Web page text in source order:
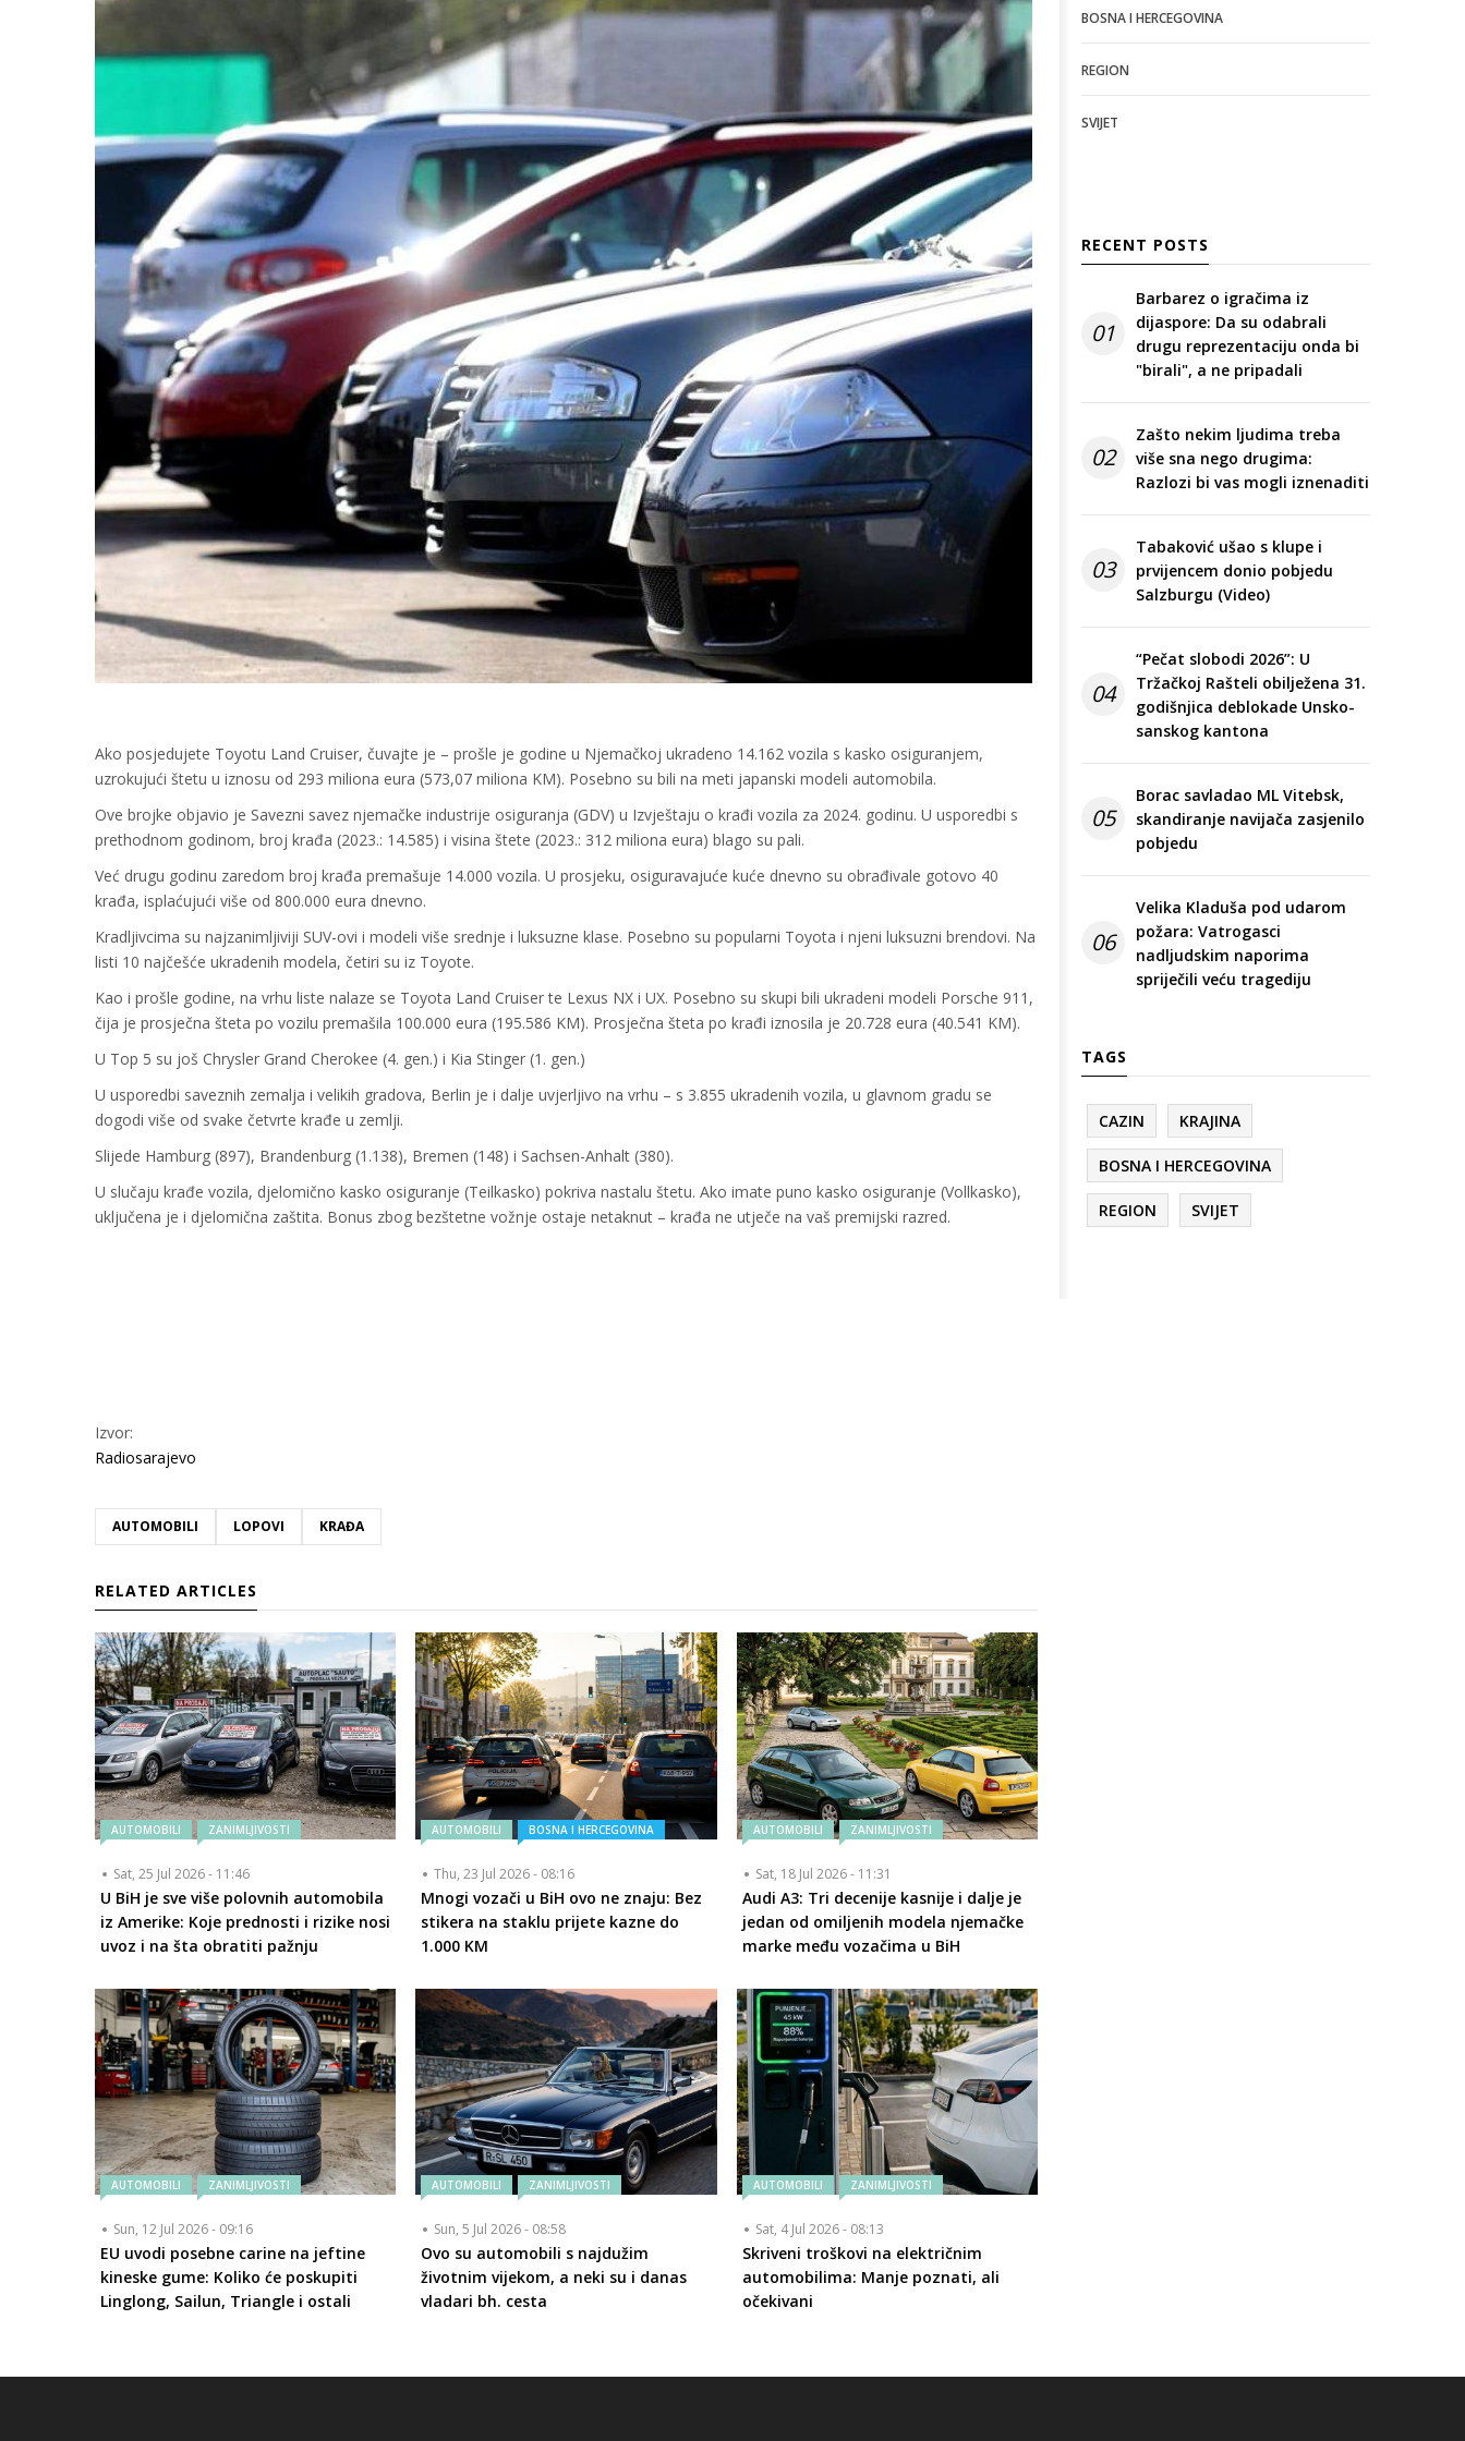
Ako posjedujete Toyotu Land Cruiser, čuvajte je – prošle je godine u Njemačkoj ukradeno 14.162 vozila s kasko osiguranjem,
uzrokujući štetu u iznosu od 293 miliona eura (573,07 miliona KM). Posebno su bili na meti japanski modeli automobila.
Ove brojke objavio je Savezni savez njemačke industrije osiguranja (GDV) u Izvještaju o krađi vozila za 2024. godinu. U usporedbi s
prethodnom godinom, broj krađa (2023.: 14.585) i visina štete (2023.: 312 miliona eura) blago su pali.
Već drugu godinu zaredom broj krađa premašuje 14.000 vozila. U prosjeku, osiguravajuće kuće dnevno su obrađivale gotovo 40
krađa, isplaćujući više od 800.000 eura dnevno.
Kradljivcima su najzanimljiviji SUV-ovi i modeli više srednje i luksuzne klase. Posebno su popularni Toyota i njeni luksuzni brendovi. Na
listi 10 najčešće ukradenih modela, četiri su iz Toyote.
Kao i prošle godine, na vrhu liste nalaze se Toyota Land Cruiser te Lexus NX i UX. Posebno su skupi bili ukradeni modeli Porsche 911,
čija je prosječna šteta po vozilu premašila 100.000 eura (195.586 KM). Prosječna šteta po krađi iznosila je 20.728 eura (40.541 KM).
U Top 5 su još Chrysler Grand Cherokee (4. gen.) i Kia Stinger (1. gen.)
U usporedbi saveznih zemalja i velikih gradova, Berlin je i dalje uvjerljivo na vrhu – s 3.855 ukradenih vozila, u glavnom gradu se
dogodi više od svake četvrte krađe u zemlji.
Slijede Hamburg (897), Brandenburg (1.138), Bremen (148) i Sachsen-Anhalt (380).
U slučaju krađe vozila, djelomično kasko osiguranje (Teilkasko) pokriva nastalu štetu. Ako imate puno kasko osiguranje (Vollkasko),
uključena je i djelomična zaštita. Bonus zbog bezštetne vožnje ostaje netaknut – krađa ne utječe na vaš premijski razred.
Izvor:
Radiosarajevo
AUTOMOBILI LOPOVI KRAĐA
RELATED ARTICLES
AUTOMOBILI ZANIMLJIVOSTI
Sat, 25 Jul 2026 - 11:46
U BiH je sve više polovnih automobila
iz Amerike: Koje prednosti i rizike nosi
uvoz i na šta obratiti pažnju
AUTOMOBILI BOSNA I HERCEGOVINA
Thu, 23 Jul 2026 - 08:16
Mnogi vozači u BiH ovo ne znaju: Bez
stikera na staklu prijete kazne do
1.000 KM
AUTOMOBILI ZANIMLJIVOSTI
Sat, 18 Jul 2026 - 11:31
Audi A3: Tri decenije kasnije i dalje je
jedan od omiljenih modela njemačke
marke među vozačima u BiH
AUTOMOBILI ZANIMLJIVOSTI
Sun, 12 Jul 2026 - 09:16
EU uvodi posebne carine na jeftine
kineske gume: Koliko će poskupiti
Linglong, Sailun, Triangle i ostali
AUTOMOBILI ZANIMLJIVOSTI
Sun, 5 Jul 2026 - 08:58
Ovo su automobili s najdužim
životnim vijekom, a neki su i danas
vladari bh. cesta
AUTOMOBILI ZANIMLJIVOSTI
Sat, 4 Jul 2026 - 08:13
Skriveni troškovi na električnim
automobilima: Manje poznati, ali
očekivani
BOSNA I HERCEGOVINA
REGION
SVIJET
RECENT POSTS
01
Barbarez o igračima iz
dijaspore: Da su odabrali
drugu reprezentaciju onda bi
"birali", a ne pripadali
02
Zašto nekim ljudima treba
više sna nego drugima:
Razlozi bi vas mogli iznenaditi
03
Tabaković ušao s klupe i
prvijencem donio pobjedu
Salzburgu (Video)
04
“Pečat slobodi 2026”: U
Tržačkoj Rašteli obilježena 31.
godišnjica deblokade Unsko-
sanskog kantona
05
Borac savladao ML Vitebsk,
skandiranje navijača zasjenilo
pobjedu
06
Velika Kladuša pod udarom
požara: Vatrogasci
nadljudskim naporima
spriječili veću tragediju
TAGS
CAZIN KRAJINA
BOSNA I HERCEGOVINA
REGION SVIJET